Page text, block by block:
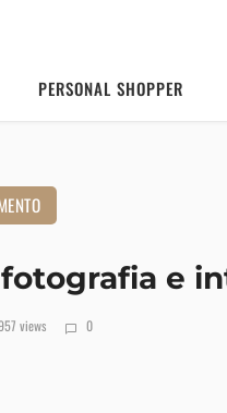
PERSONAL SHOPPER
e
views 0